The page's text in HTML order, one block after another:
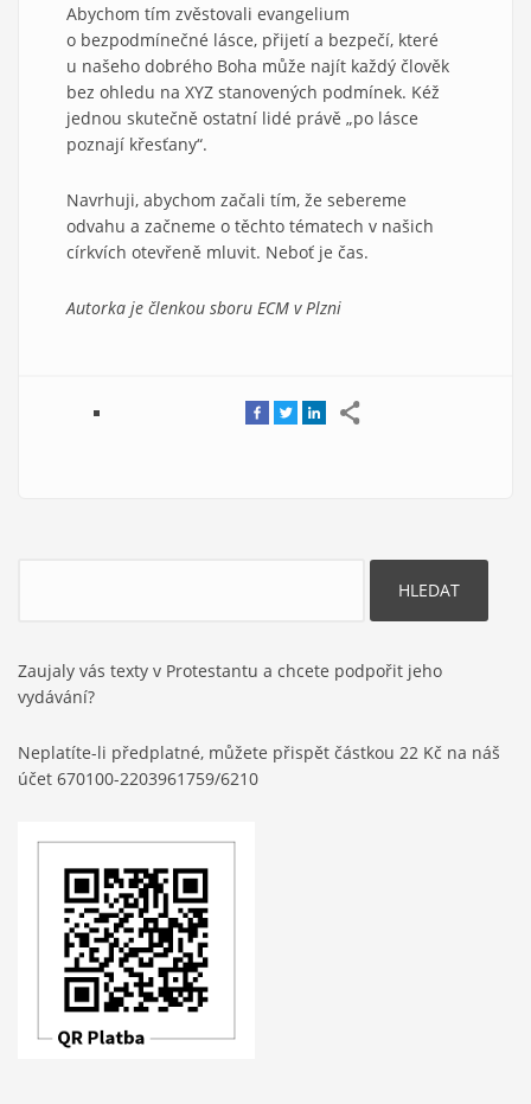
Abychom tím zvěstovali evangelium
o bezpodmínečné lásce, přijetí a bezpečí, které
u našeho dobrého Boha může najít každý člověk
bez ohledu na XYZ stanovených podmínek. Kéž
jednou skutečně ostatní lidé právě „po lásce
poznají křesťany“.
Navrhuji, abychom začali tím, že sebereme
odvahu a začneme o těchto tématech v našich
církvích otevřeně mluvit. Neboť je čas.
Autorka je členkou sboru ECM v Plzni
Zaujaly vás texty v Protestantu a chcete podpořit jeho
vydávání?
Neplatíte-li předplatné, můžete přispět částkou 22 Kč na náš
účet 670100-2203961759/6210